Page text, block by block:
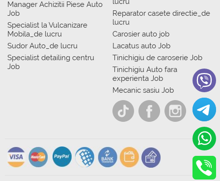
Manager Achizitii Piese Auto
Job
Specialist la Vulcanizare
Mobila_de lucru
Sudor Auto_de lucru
Specialist detailing centru
Job
Reparator casete directie_de
lucru
Carosier auto job
Lacatus auto Job
Tinichigiu de caroserie Job
Tinichigiu Auto fara
experienta Job
Mecanic sasiu Job